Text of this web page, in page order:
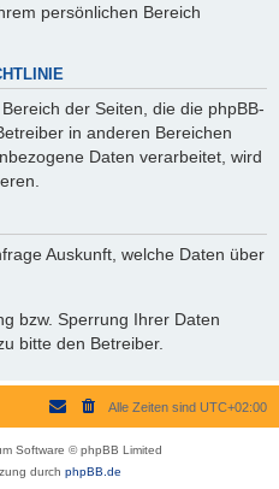
persönlichen Bereich
der Seiten, die die phpBB-
in anderen Bereichen
Daten verarbeitet, wird
Auskunft, welche Daten über
bzw. Sperrung Ihrer Daten
bitte den Betreiber.
Alle Zeiten sind UTC+02:00
Software © phpBB Limited
durch phpBB.de